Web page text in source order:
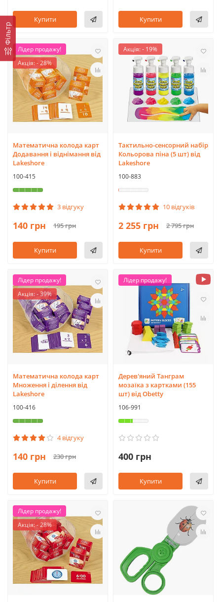
Фільтр
Купити Купити
Лідер продажу!
Акція: - 28%
Математична колода карт
Додавання і віднімання від
Lakeshore
100-415
3 відгуку
140 грн 195 грн
Купити
Акція: - 19%
Тактильно-сенсорний набір
Кольорова піна (5 шт) від
Lakeshore
100-883
10 відгуків
2 255 грн 2 795 грн
Купити
Лідер продажу!
Акція: - 39%
Математична колода карт
Множення і ділення від
Lakeshore
100-416
4 відгуку
140 грн 230 грн
Купити
Лідер продажу!
Дерев'яний Танграм
мозаїка з картками (155
шт) від Obetty
106-991
400 грн
Купити
Лідер продажу!
Акція: - 28%